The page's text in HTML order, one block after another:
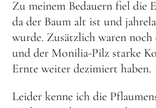
Zu meinem Bedauern fiel die
da der Baum alt ist und
wurde. Zusätzlich waren
und der Monilia-Pilz starke
Ernte weiter dezimiert haben.
Leider kenne ich die